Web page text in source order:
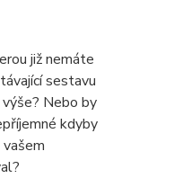
již nemáte
sestavu
Nebo by
kdyby